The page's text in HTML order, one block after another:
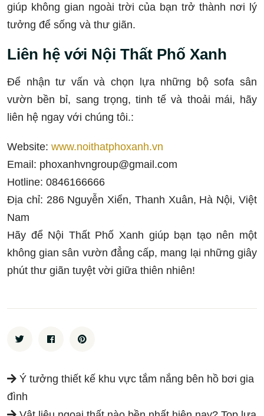
giúp không gian ngoài trời của bạn trở thành nơi lý
tưởng để sống và thư giãn.
Liên hệ với Nội Thất Phố Xanh
Để nhận tư vấn và chọn lựa những bộ sofa sân
vườn bền bỉ, sang trọng, tinh tế và thoải mái, hãy
liên hệ ngay với chúng tôi.:
Website: www.noithatphoxanh.vn
Email: phoxanhvngroup@gmail.com
Hotline: 0846166666
Địa chỉ: 286 Nguyễn Xiển, Thanh Xuân, Hà Nội, Việt
Nam
Hãy để Nội Thất Phố Xanh giúp bạn tạo nên một
không gian sân vườn đẳng cấp, mang lại những giây
phút thư giãn tuyệt vời giữa thiên nhiên!
Ý tưởng thiết kế khu vực tắm nắng bên hồ bơi gia
đình